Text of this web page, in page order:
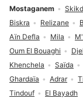
Mostaganem
Biskra
Relizane
Aïn Defla
Mila
Oum El Bouaghi
Khenchela
Saïda
Ghardaïa
Adrar
Tindouf
El Bayadh